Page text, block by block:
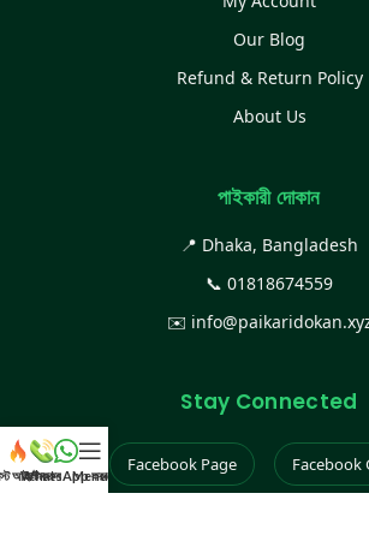
Our Blog
Refund & Return Policy
About Us
পাইকারী দোকান
📍 Dhaka, Bangladesh
📞 01818674559
✉️
Stay Connected
Facebook Page Facebook
আইটেম
কল করুন
WhatsApp করুন
Menu